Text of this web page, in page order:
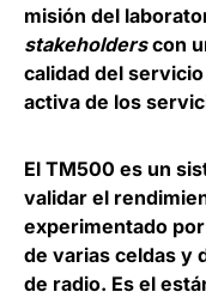
misión del
stakeholderscon
calidad del
activa de los
El TM500 es un
validar el
experimentado
de varias celdas y
de radio. Es el